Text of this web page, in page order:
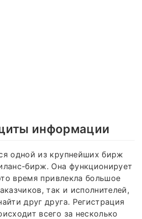
информации
одной из крупнейших бирж
бирж. Она функционирует
время привлекла большое
так и исполнителей,
друг друга. Регистрация
всего за несколько